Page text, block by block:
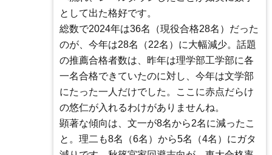
として出た格好です。
総数で2024年は36名（現役合格28名）だった
のが、今年は28名（22名）に大幅減少。話題
の推薦合格者数は、昨年は理学部工学部に各
一名合格できていたのに対し、今年は文学部
にたった一人だけでした。ここに赤点だらけ
の悠仁が入れるわけがありませんね。
顕著な傾向は、文一が8名から2名に減ったこ
と。理二も8名（6名）から5名（4名）にガタ